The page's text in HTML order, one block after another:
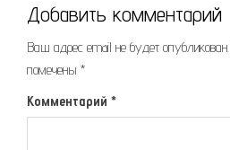
Добавить комментарий
Ваш адрес email не будет опубликован.
помечены *
Комментарий *